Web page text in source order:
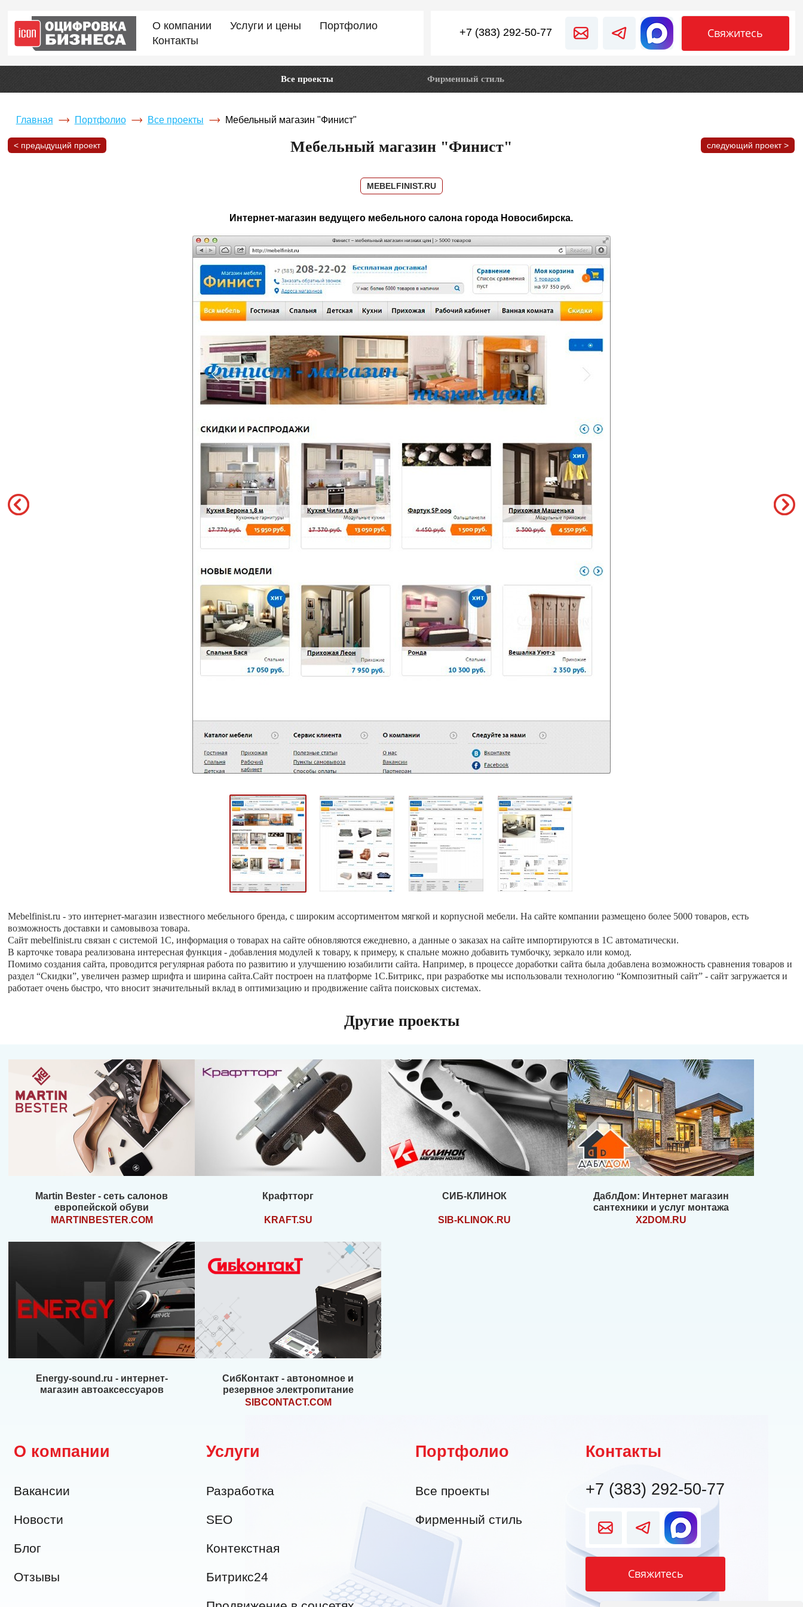
О компании Услуги и цены
Портфолио
Контакты
+7 (383) 292-50-77 Свяжитесь
Все проекты Фирменный стиль
Главная Портфолио Все проекты Мебельный магазин "Финист"
Мебельный магазин "Финист"
< предыдущий проект
MEBELFINIST.RU
следующий проект >
Интернет-магазин ведущего мебельного салона города Новосибирска.
Mebelfinist.ru - это интернет-магазин известного мебельного бренда, с широким ассортиментом мягкой и корпусной мебели. На сайте компании размещено более 5000 товаров, есть
возможность доставки и самовывоза товара.
Cайт mebelfinist.ru связан с системой 1С, информация о товарах на сайте обновляются ежедневно, а данные о заказах на сайте импортируются в 1С автоматически.
В карточке товара реализована интересная функция - добавления модулей к товару, к примеру, к спальне можно добавить тумбочку, зеркало или комод.
Помимо создания сайта, проводится регулярная работа по развитию и улучшению юзабилити сайта. Например, в процессе доработки сайта была добавлена возможность сравнения товаров и
раздел “Скидки”, увеличен размер шрифта и ширина сайта.Сайт построен на платформе 1C.Битрикс, при разработке мы использовали технологию “Композитный сайт” - сайт загружается и
работает очень быстро, что вносит значительный вклад в оптимизацию и продвижение сайта поисковых системах.
Другие проекты
Martin Bester - сеть салонов
европейской обуви
MARTINBESTER.COM
Крафтторг
KRAFT.SU
СИБ-КЛИНОК
SIB-KLINOK.RU
ДаблДом: Интернет магазин
сантехники и услуг монтажа
X2DOM.RU
Energy-sound.ru - интернет-
магазин автоаксессуаров
СибКонтакт - автономное и
резервное электропитание
SIBCONTACT.COM
О компании
Вакансии
Новости
Блог
Отзывы
Услуги
Разработка
SEO
Контекстная
Битрикс24
Портфолио
Все проекты
Фирменный стиль
Контакты
+7 (383) 292-50-77
Свяжитесь